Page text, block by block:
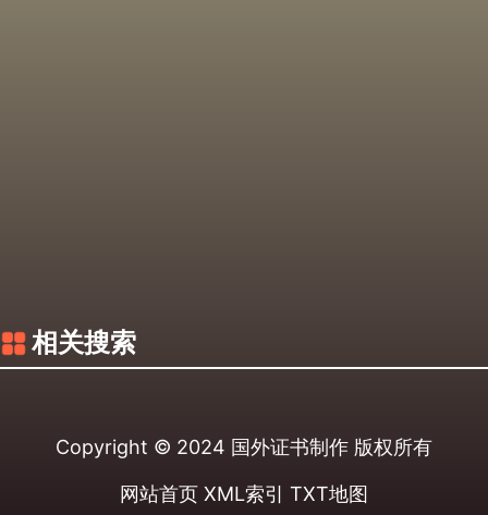
相关搜索
Copyright © 2024 国外证书制作 版权所有
网站首页 XML索引 TXT地图